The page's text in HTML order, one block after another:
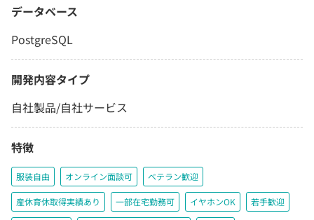
データベース
PostgreSQL
開発内容タイプ
自社製品/自社サービス
特徴
服装自由 オンライン面談可 ベテラン歓迎
産休育休取得実績あり 一部在宅勤務可 イヤホンOK 若手歓迎